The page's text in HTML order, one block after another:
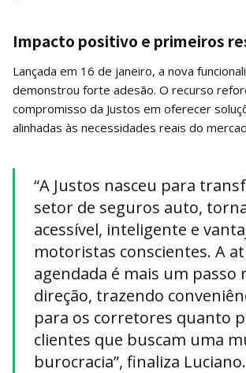
Impacto positivo e primeiros
Lançada em 16 de janeiro, a nova
demonstrou forte adesão. O recurso
compromisso da Justos em oferecer
alinhadas às necessidades reais do
“A Justos nasceu para
setor de seguros auto,
acessível, inteligente e
motoristas conscientes. A
agendada é mais um passo
direção, trazendo
para os corretores quanto
clientes que buscam uma
burocracia”, finaliza Luciano.